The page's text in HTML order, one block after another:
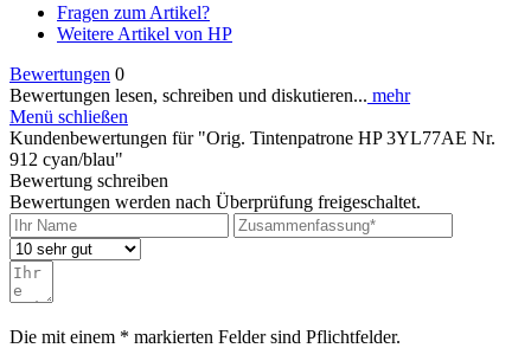
Fragen zum Artikel?
Weitere Artikel von HP
Bewertungen 0
Bewertungen lesen, schreiben und diskutieren... mehr
Menü schließen
Kundenbewertungen für "Orig. Tintenpatrone HP 3YL77AE Nr.
912 cyan/blau"
Bewertung schreiben
Bewertungen werden nach Überprüfung freigeschaltet.
Die mit einem * markierten Felder sind Pflichtfelder.